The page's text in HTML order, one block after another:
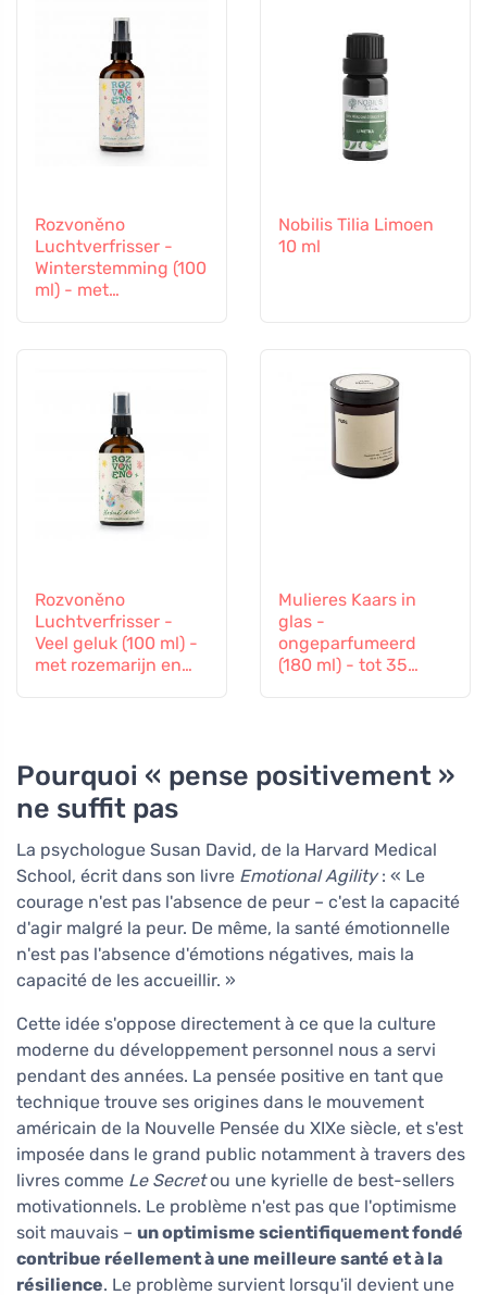
Rozvoněno
Luchtverfrisser -
Winterstemming (100
ml) - met
Nobilis Tilia Limoen
10 ml
Rozvoněno
Luchtverfrisser -
Veel geluk (100 ml) -
met rozemarijn en
Mulieres Kaars in
glas -
ongeparfumeerd
(180 ml) - tot 35
Pourquoi « pense positivement »
ne suffit pas
La psychologue Susan David, de la Harvard Medical
School, écrit dans son livre Emotional Agility: « Le
courage n'est pas l'absence de peur – c'est la capacité
d'agir malgré la peur. De même, la santé émotionnelle
n'est pas l'absence d'émotions négatives, mais la
capacité de les accueillir. »
Cette idée s'oppose directement à ce que la culture
moderne du développement personnel nous a servi
pendant des années. La pensée positive en tant que
technique trouve ses origines dans le mouvement
américain de la Nouvelle Pensée du XIXe siècle, et s'est
imposée dans le grand public notamment à travers des
livres comme Le Secretou une kyrielle de best-sellers
motivationnels. Le problème n'est pas que l'optimisme
soit mauvais – un optimisme scientifiquement fondé
contribue réellement à une meilleure santé et à la
résilience. Le problème survient lorsqu'il devient une